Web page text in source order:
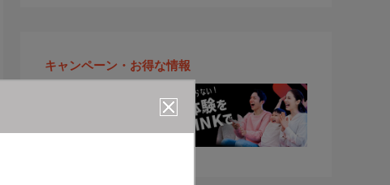
キャンペーン・お得な情報